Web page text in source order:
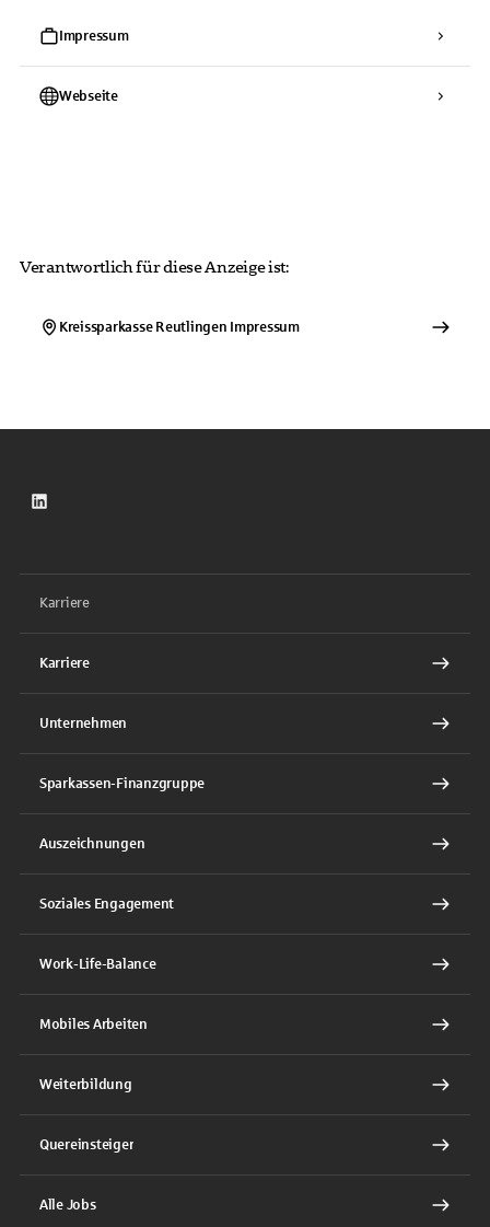
Impressum
Webseite
Verantwortlich für diese Anzeige ist:
Kreissparkasse Reutlingen Impressum
LinkedIn
Karriere
Karriere
Unternehmen
Sparkassen-Finanzgruppe
Auszeichnungen
Soziales Engagement
Work-Life-Balance
Mobiles Arbeiten
Weiterbildung
Quereinsteiger
Alle Jobs